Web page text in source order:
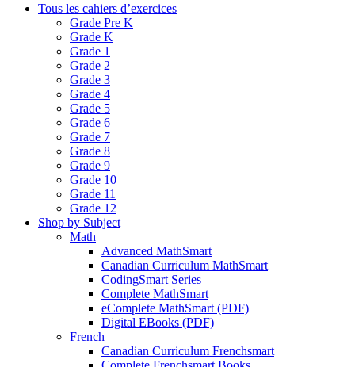
Tous les cahiers d’exercices
Grade Pre K
Grade K
Grade 1
Grade 2
Grade 3
Grade 4
Grade 5
Grade 6
Grade 7
Grade 8
Grade 9
Grade 10
Grade 11
Grade 12
Shop by Subject
Math
Advanced MathSmart
Canadian Curriculum MathSmart
CodingSmart Series
Complete MathSmart
eComplete MathSmart (PDF)
Digital EBooks (PDF)
French
Canadian Curriculum Frenchsmart